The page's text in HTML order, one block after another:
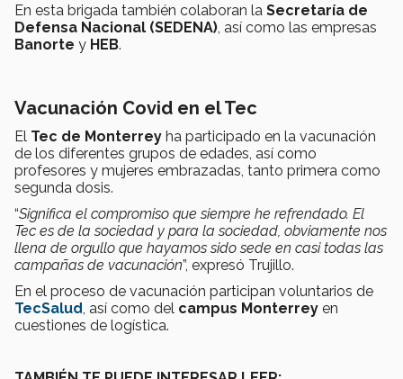
En esta brigada también colaboran la Secretaría de
Defensa Nacional (SEDENA) , así como las empresas
Banorte y HEB.
Vacunación Covid en el Tec
El Tec de Monterrey ha participado en la vacunación
de los diferentes grupos de edades, así como
profesores y mujeres embrazadas, tanto primera como
segunda dosis.
“Significa el compromiso que siempre he refrendado. El
Tec es de la sociedad y para la sociedad, obviamente nos
llena de orgullo que hayamos sido sede en casi todas las
campañas de vacunación”, expresó Trujillo.
En el proceso de vacunación participan voluntarios de
TecSalud , así como del campus Monterrey en
cuestiones de logística.